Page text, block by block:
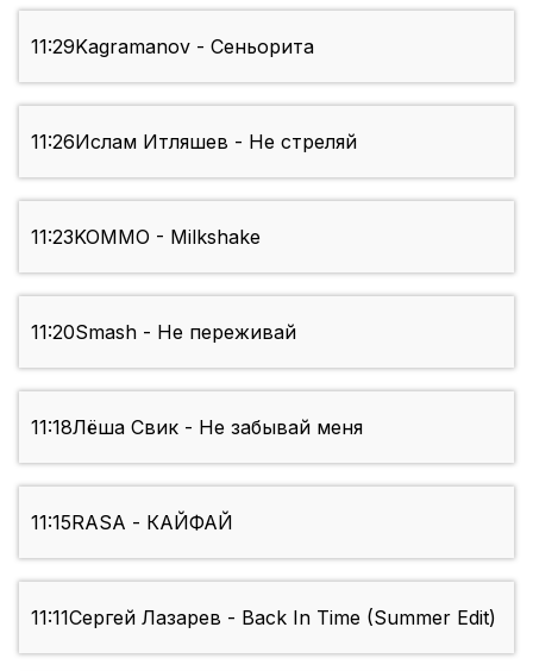
11:29Kagramanov - Сеньорита
11:26Ислам Итляшев - Не стреляй
11:23KOMMO - Milkshake
11:20Smash - Не переживай
11:18Лёша Свик - Не забывай меня
11:15RASA - КАЙФАЙ
11:11Сергей Лазарев - Back In Time (Summer Edit)